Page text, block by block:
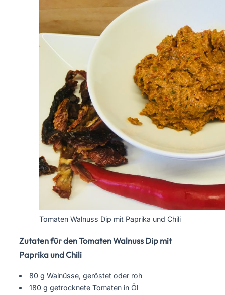
Tomaten Walnuss Dip mit Paprika und Chili
Zutaten für den Tomaten Walnuss Dip mit
Paprika und Chili
80 g Walnüsse, geröstet oder roh
180 g getrocknete Tomaten in Öl